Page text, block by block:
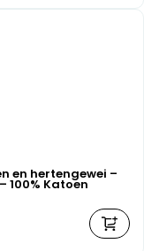
en hertengewei –
100% Katoen